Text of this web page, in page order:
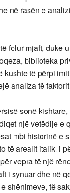
në rasën e
folur mjaft, duke
biblioteka
të
analiza të
sonë
një vetëdije e
mbi historinë e
të arealit italik, i
vepra të një
i synuar dhe në
shënimeve, të